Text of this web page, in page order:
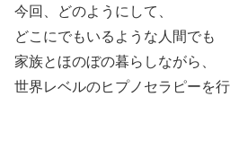
今回、どのようにして、
どこにでもいるような人間でも
家族とほのぼの暮らしながら、
世界レベルのヒプノセラピーを行